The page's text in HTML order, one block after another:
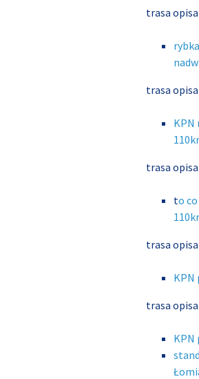
trasa
trasa
KPN
trasa
to
trasa
KPN
trasa
KPN